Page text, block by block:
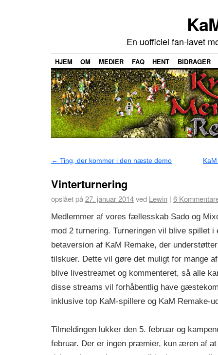
En uofficiel fan-lavet
HJEM OM MEDIER FAQ HENT BIDRAGER
← Ting, der kommer i den næste demo
Vinterturnering
opslået på27. januar 2014ved Lewin | 6
Medlemmer af vores fællesskab Sado og
mod 2 turnering. Turneringen vil blive spillet i
betaversion af KaM Remake, der
tilskuer. Dette vil gøre det muligt for mange
blive livestreamet og kommenteret, så alle
disse streams vil forhåbentlig have
inklusive top KaM-spillere og KaM Remake-
Tilmeldingen lukker den 5. februar og
februar. Der er ingen præmier, kun æren af